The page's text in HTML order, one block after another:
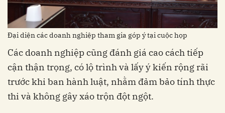
Đại diện các doanh nghiệp tham gia góp ý tại cuộc họp
Các doanh nghiệp cũng đánh giá cao cách tiếp
cận thận trọng, có lộ trình và lấy ý kiến rộng rãi
trước khi ban hành luật, nhằm đảm bảo tính thực
thi và không gây xáo trộn đột ngột.